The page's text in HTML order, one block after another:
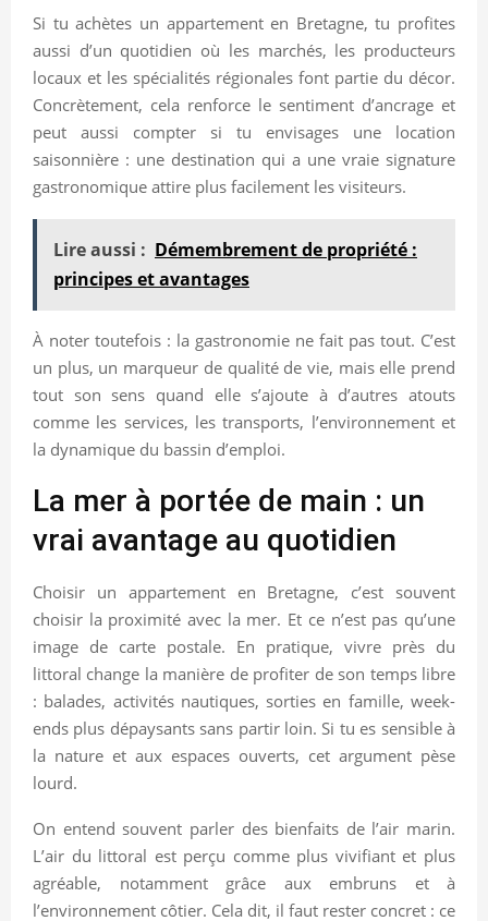
Si tu achètes un appartement en Bretagne, tu profites
aussi d’un quotidien où les marchés, les producteurs
locaux et les spécialités régionales font partie du décor.
Concrètement, cela renforce le sentiment d’ancrage et
peut aussi compter si tu envisages une location
saisonnière : une destination qui a une vraie signature
gastronomique attire plus facilement les visiteurs.
Lire aussi : Démembrement de propriété :
principes et avantages
À noter toutefois : la gastronomie ne fait pas tout. C’est
un plus, un marqueur de qualité de vie, mais elle prend
tout son sens quand elle s’ajoute à d’autres atouts
comme les services, les transports, l’environnement et
la dynamique du bassin d’emploi.
La mer à portée de main : un
vrai avantage au quotidien
Choisir un appartement en Bretagne, c’est souvent
choisir la proximité avec la mer. Et ce n’est pas qu’une
image de carte postale. En pratique, vivre près du
littoral change la manière de profiter de son temps libre
: balades, activités nautiques, sorties en famille, week-
ends plus dépaysants sans partir loin. Si tu es sensible à
la nature et aux espaces ouverts, cet argument pèse
lourd.
On entend souvent parler des bienfaits de l’air marin.
L’air du littoral est perçu comme plus vivifiant et plus
agréable, notamment grâce aux embruns et à
l’environnement côtier. Cela dit, il faut rester concret : ce